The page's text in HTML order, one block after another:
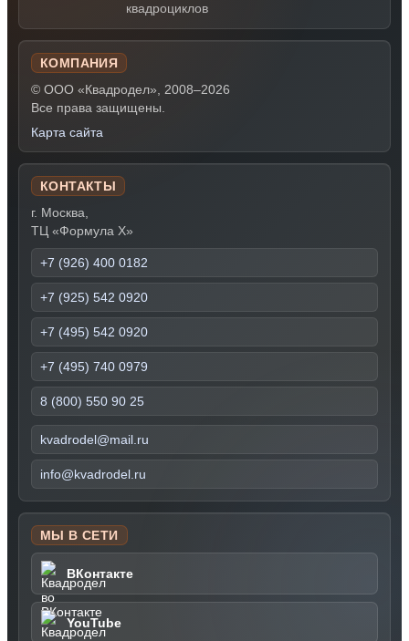
квадроциклов
КОМПАНИЯ
© ООО «Квадродел», 2008–2026
Все права защищены.
Карта сайта
КОНТАКТЫ
г. Москва,
ТЦ «Формула Х»
+7 (926) 400 0182
+7 (925) 542 0920
+7 (495) 542 0920
+7 (495) 740 0979
8 (800) 550 90 25
kvadrodel@mail.ru
info@kvadrodel.ru
МЫ В СЕТИ
ВКонтакте
YouTube